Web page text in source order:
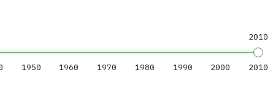
2010
1950 1960 1970 1980 1990 2000 2010